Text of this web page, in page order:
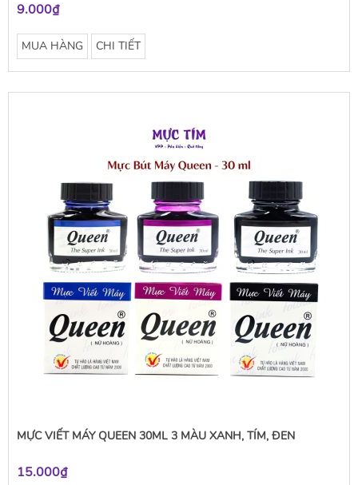
9.000₫
MUA HÀNG CHI TIẾT
MỰC VIẾT MÁY QUEEN 30ML 3 MÀU XANH, TÍM, ĐEN
15.000₫